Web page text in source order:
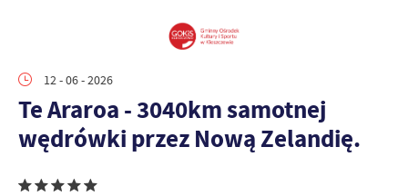
12 - 06 - 2026
Te Araroa - 3040km samotnej
wędrówki przez Nową Zelandię.